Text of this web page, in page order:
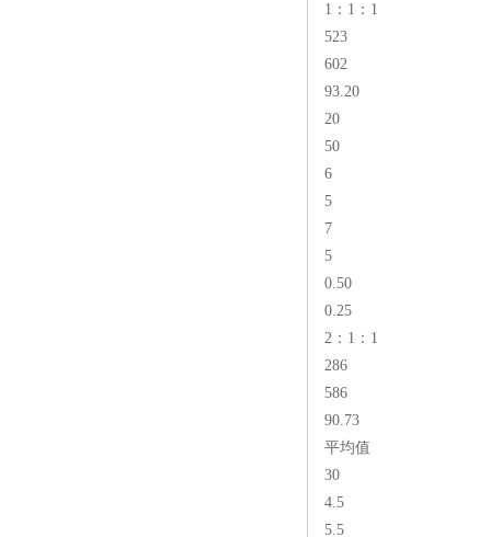
1：1：1
523
602
93.20
20
50
6
5
7
5
0.50
0.25
2：1：1
286
586
90.73
平均值
30
4.5
5.5